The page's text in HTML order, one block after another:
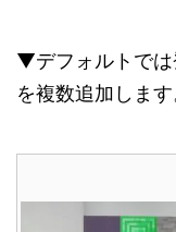
▼デフォルトでは
を複数追加します